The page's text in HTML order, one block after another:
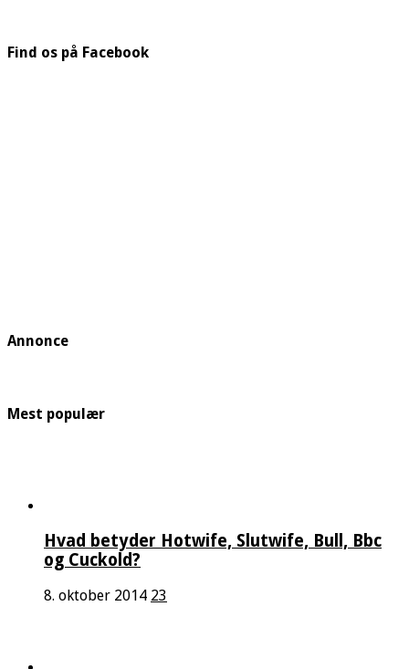
Find os på Facebook
Annonce
Mest populær
Hvad betyder Hotwife, Slutwife, Bull, Bbc
og Cuckold?
8. oktober 2014 23